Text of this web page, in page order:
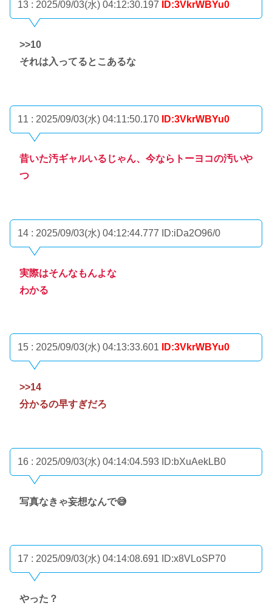
13 : 2025/09/03(水) 04:12:30.197 ID:3VkrWBYu0
>>10
それは入ってるとこあるな
11 : 2025/09/03(水) 04:11:50.170 ID:3VkrWBYu0
昔いた汚ギャルいるじゃん、今ならトーヨコの汚いや
つ
14 : 2025/09/03(水) 04:12:44.777 ID:iDa2O96/0
実際はそんなもんよな
わかる
15 : 2025/09/03(水) 04:13:33.601 ID:3VkrWBYu0
>>14
分かるの早すぎだろ
16 : 2025/09/03(水) 04:14:04.593 ID:bXuAekLB0
写真なきゃ妄想なんで😅
17 : 2025/09/03(水) 04:14:08.691 ID:x8VLoSP70
やった？